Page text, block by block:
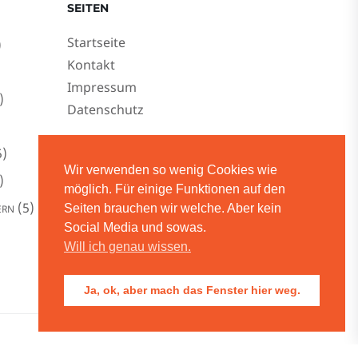
(5)
SEITEN
Startseite
Kontakt
Impressum
Datenschutz
Wir verwenden so wenig Cookies wie
möglich. Für einige Funktionen auf den
Seiten brauchen wir welche. Aber kein
Social Media und sowas.
Will ich genau wissen.
Ja, ok, aber mach das Fenster hier weg.